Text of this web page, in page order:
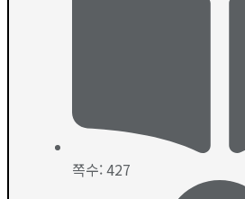
쪽수: 427